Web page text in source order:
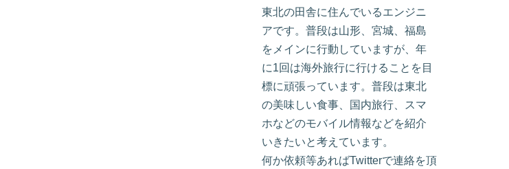
東北の田舎に住んでいるエンジニ
アです。普段は山形、宮城、福島
をメインに行動していますが、年
に1回は海外旅行に行けることを目
標に頑張っています。普段は東北
の美味しい食事、国内旅行、スマ
ホなどのモバイル情報などを紹介
いきたいと考えています。
何か依頼等あればTwitterで連絡を頂